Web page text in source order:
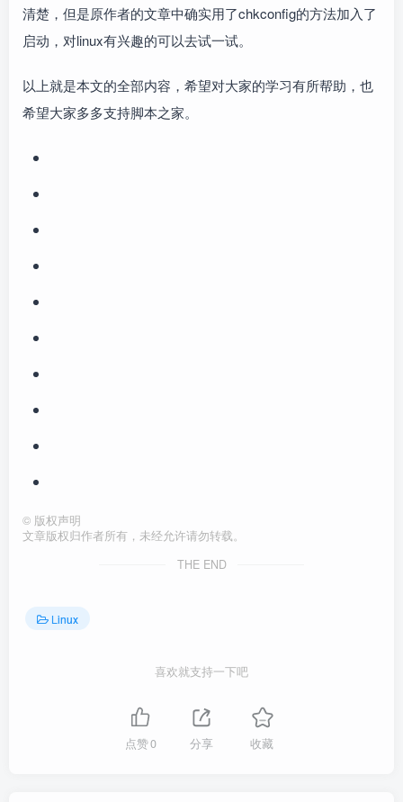
清楚，但是原作者的文章中确实用了chkconfig的方法加入了
启动，对linux有兴趣的可以去试一试。
以上就是本文的全部内容，希望对大家的学习有所帮助，也
希望大家多多支持脚本之家。
© 版权声明
文章版权归作者所有，未经允许请勿转载。
THE END
Linux
喜欢就支持一下吧
点赞0 分享 收藏